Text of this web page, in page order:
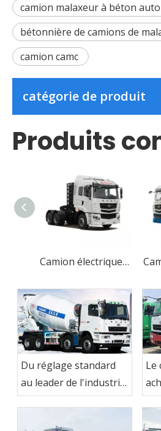
camion malaxeur à béton
bétonnière de camions de
camion camc
catégorie de produit
Produits
Camion électrique personnalisé Super Duty pour hôpital
Du réglage standard
au leader de l'industrie
- Camion malaxeur à
Le